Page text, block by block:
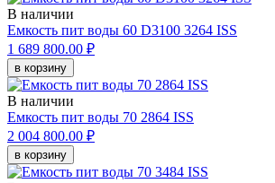
В наличии
Емкость пит воды 60 D3100 3264 ISS
1 689 800.00 ₽
в корзину
В наличии
Емкость пит воды 70 2864 ISS
2 004 800.00 ₽
в корзину